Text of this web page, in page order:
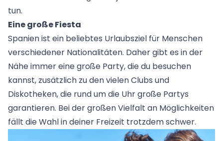
tun.
Eine große Fiesta
Spanien ist ein beliebtes Urlaubsziel für Menschen
verschiedener Nationalitäten. Daher gibt es in der
Nähe immer eine große Party, die du besuchen
kannst, zusätzlich zu den vielen Clubs und
Diskotheken, die rund um die Uhr große Partys
garantieren. Bei der großen Vielfalt an Möglichkeiten
fällt die Wahl in deiner Freizeit trotzdem schwer.